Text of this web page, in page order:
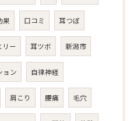
果 口コミ 耳つぼ
リー 耳ツボ 新潟市
ョン 自律神経
肩こり 腰痛 毛穴